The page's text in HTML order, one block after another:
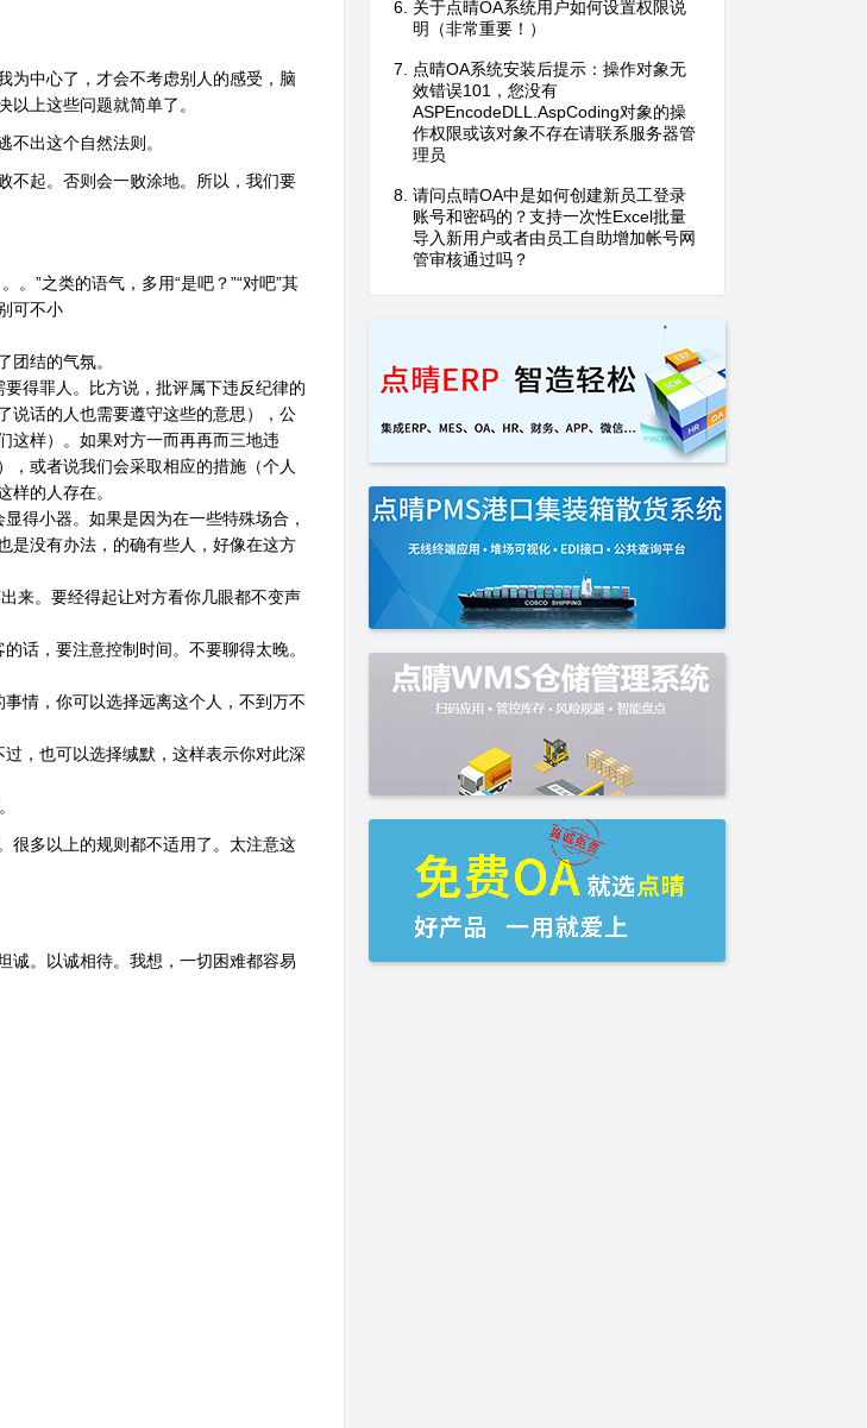
为中心了，才会不考虑别人的感受，脑
上这些问题就简单了。
出这个自然法则。
不起。否则会一败涂地。所以，我们要
。”之类的语气，多用“是吧？”“对吧”其
可不小
团结的气氛。
得罪人。比方说，批评属下违反纪律的
说话的人也需要遵守这些的意思），公
这样）。如果对方一而再再而三地违
，或者说我们会采取相应的措施（个人
的人存在。
得小器。如果是因为在一些特殊场合，
是没有办法，的确有些人，好像在这方
来。要经得起让对方看你几眼都不变声
话，要注意控制时间。不要聊得太晚。
情，你可以选择远离这个人，不到万不
，也可以选择缄默，这样表示你对此深
很多以上的规则都不适用了。太注意这
诚。以诚相待。我想，一切困难都容易
关于点晴OA系统用户如何设置权限说
明（非常重要！）
点晴OA系统安装后提示：操作对象无
效错误101，您没有
ASPEncodeDLL.AspCoding对象的操
作权限或该对象不存在请联系服务器管
理员
请问点晴OA中是如何创建新员工登录
账号和密码的？支持一次性Excel批量
导入新用户或者由员工自助增加帐号网
管审核通过吗？